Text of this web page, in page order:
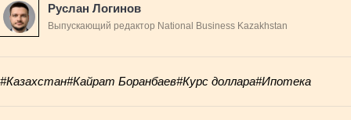
Руслан Логинов
Выпускающий редактор National Business Kazakhstan
#Казахстан#Кайрат Боранбаев#Курс доллара#Ипотека